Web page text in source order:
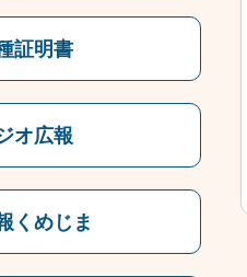
証明書
オ広報
くめじま